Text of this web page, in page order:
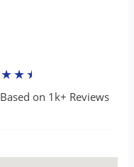
★★★
Based on 1k+ Reviews​